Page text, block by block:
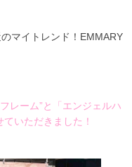
マイトレンド！EMMARY
レーム”と「エンジェルハ
いただきました！